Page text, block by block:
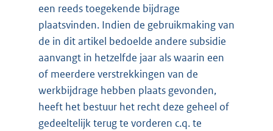
een reeds toegekende bijdrage
plaatsvinden. Indien de gebruikmaking van
de in dit artikel bedoelde andere subsidie
aanvangt in hetzelfde jaar als waarin een
of meerdere verstrekkingen van de
werkbijdrage hebben plaats gevonden,
heeft het bestuur het recht deze geheel of
gedeeltelijk terug te vorderen c.q. te